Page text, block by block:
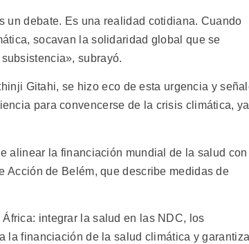
un debate. Es una realidad cotidiana. Cuando
socavan la solidaridad global que se
subrayó.
Gitahi, se hizo eco de esta urgencia y
para convencerse de la crisis climática, ya
alinear la financiación mundial de la salud con
Acción de Belém, que describe medidas de
integrar la salud en las NDC, los
la financiación de la salud climática y